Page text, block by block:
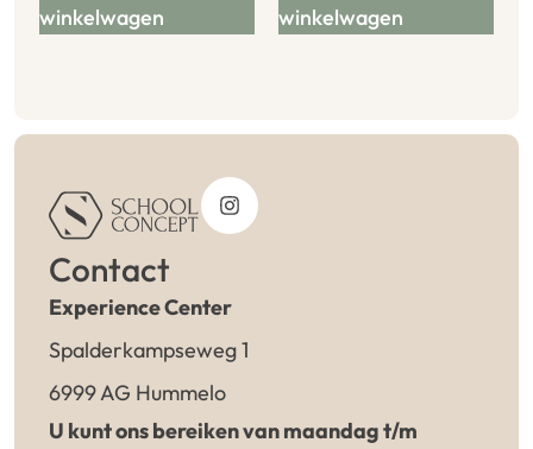
winkelwagen
winkelwagen
Contact
Experience Center
Spalderkampseweg 1
6999 AG Hummelo
U kunt ons bereiken van maandag t/m